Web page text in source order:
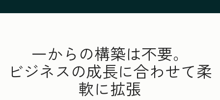
一からの構築は不要。
ビジネスの成長に合わせて柔
軟に拡張